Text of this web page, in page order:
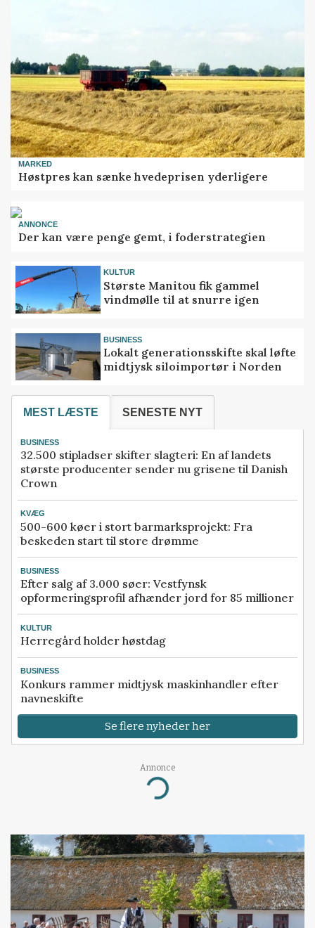
MARKED
Høstpres kan sænke hvedeprisen yderligere
ANNONCE
Der kan være penge gemt, i foderstrategien
KULTUR
Største Manitou fik gammel
vindmølle til at snurre igen
BUSINESS
Lokalt generationsskifte skal løfte
midtjysk siloimportør i Norden
MEST LÆSTE SENESTE NYT
BUSINESS
32.500 stipladser skifter slagteri: En af landets
største producenter sender nu grisene til Danish
Crown
KVÆG
500-600 køer i stort barmarksprojekt: Fra
beskeden start til store drømme
BUSINESS
Efter salg af 3.000 søer: Vestfynsk
opformeringsprofil afhænder jord for 85 millioner
KULTUR
Herregård holder høstdag
BUSINESS
Konkurs rammer midtjysk maskinhandler efter
navneskifte
Se flere nyheder her
Annonce
Loading...